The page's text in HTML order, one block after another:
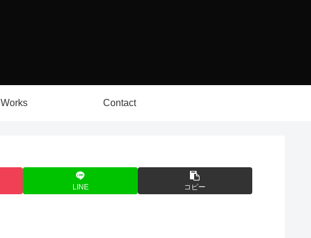
Works Contact
LINE コピー